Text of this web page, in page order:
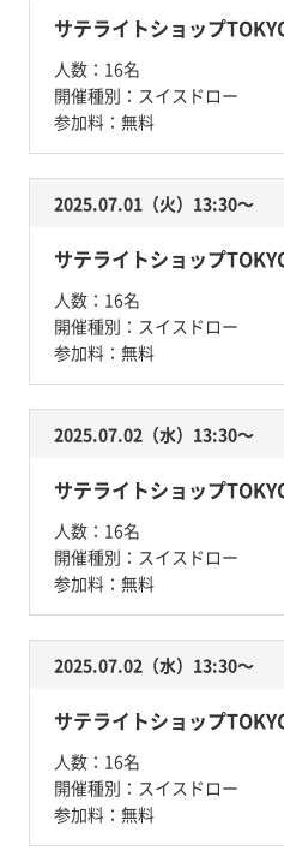
サテライトショップ
人数： 16名
開催種別： スイスドロー
参加料： 無料
2025.07.01（火）13:30〜
サテライトショップ
人数： 16名
開催種別： スイスドロー
参加料： 無料
2025.07.02（水）13:30〜
サテライトショップ
人数： 16名
開催種別： スイスドロー
参加料： 無料
2025.07.02（水）13:30〜
サテライトショップ
人数： 16名
開催種別： スイスドロー
参加料： 無料